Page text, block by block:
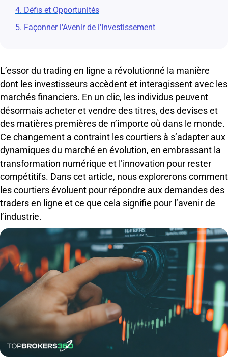
4. Défis et Opportunités
5. Façonner l'Avenir de l'Investissement
L’essor du trading en ligne a révolutionné la manière
dont les investisseurs accèdent et interagissent avec les
marchés financiers. En un clic, les individus peuvent
désormais acheter et vendre des titres, des devises et
des matières premières de n’importe où dans le monde.
Ce changement a contraint les courtiers à s’adapter aux
dynamiques du marché en évolution, en embrassant la
transformation numérique et l’innovation pour rester
compétitifs. Dans cet article, nous explorerons comment
les courtiers évoluent pour répondre aux demandes des
traders en ligne et ce que cela signifie pour l’avenir de
l’industrie.